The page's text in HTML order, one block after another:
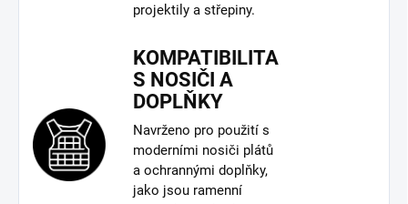
projektily a střepiny.
KOMPATIBILITA
S NOSIČI A
DOPLŇKY
Navrženo pro použití s
moderními nosiči plátů
a ochrannými doplňky,
jako jsou ramenní